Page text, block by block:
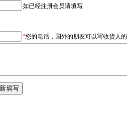
如已经注册会员请填写
*您的电话，国外的朋友可以写收货人的